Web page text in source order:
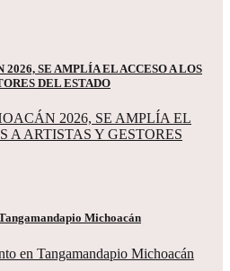
SE AMPLÍA EL ACCESO A LOS
DEL ESTADO
Michoacán